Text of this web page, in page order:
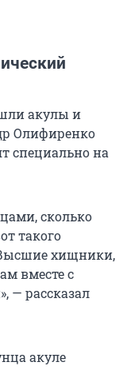
акулы и
Олифиренко
специально на
сколько
такого
Высшие хищники,
вместе с
— рассказал
акуле